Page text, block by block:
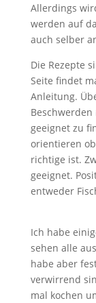
Allerdings
werden auf
auch selber
Die Rezepte
Seite findet
Anleitung.
geeignet zu
orientieren
richtige ist.
geeignet.
entweder
Ich habe
sehen alle
habe aber
verwirrend
mal kochen